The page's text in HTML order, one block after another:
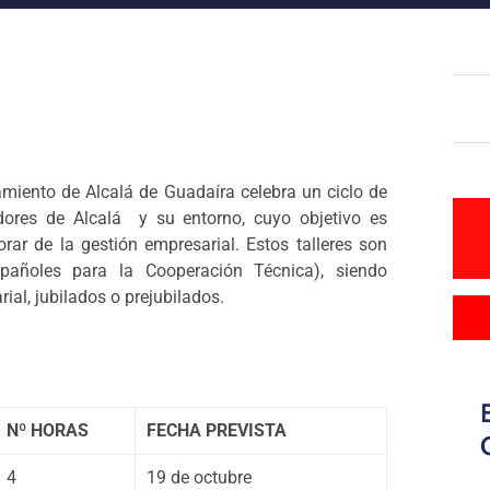
de Alcalá de Guadaíra celebra un ciclo de
de Alcalá y su entorno, cuyo objetivo es
de la gestión empresarial. Estos talleres son
para la Cooperación Técnica), siendo
jubilados o prejubilados.
Nº HORAS FECHA PREVISTA
4 19 de octubre